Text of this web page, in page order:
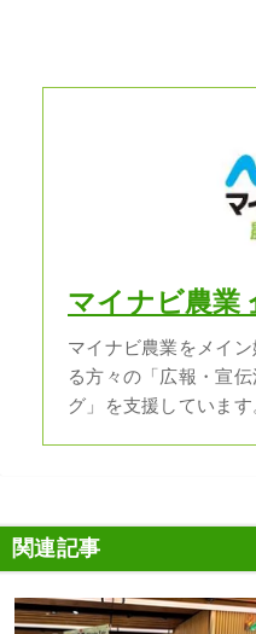
マイナビ農業
マイナビ農業をメイ
る方々の「広報・宣
グ」を支援しています
関連記事